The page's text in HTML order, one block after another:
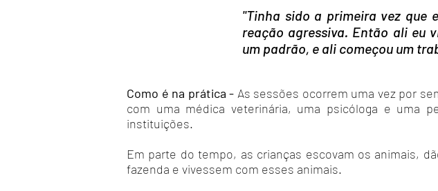
"Tinha sido a primeira vez que
reação agressiva. Então ali eu
um padrão, e ali começou um
Como é na prática - As sessões ocorrem uma vez por
com uma médica veterinária, uma psicóloga e uma
instituições.
Em parte do tempo, as crianças escovam os animais,
fazenda e vivessem com esses animais.